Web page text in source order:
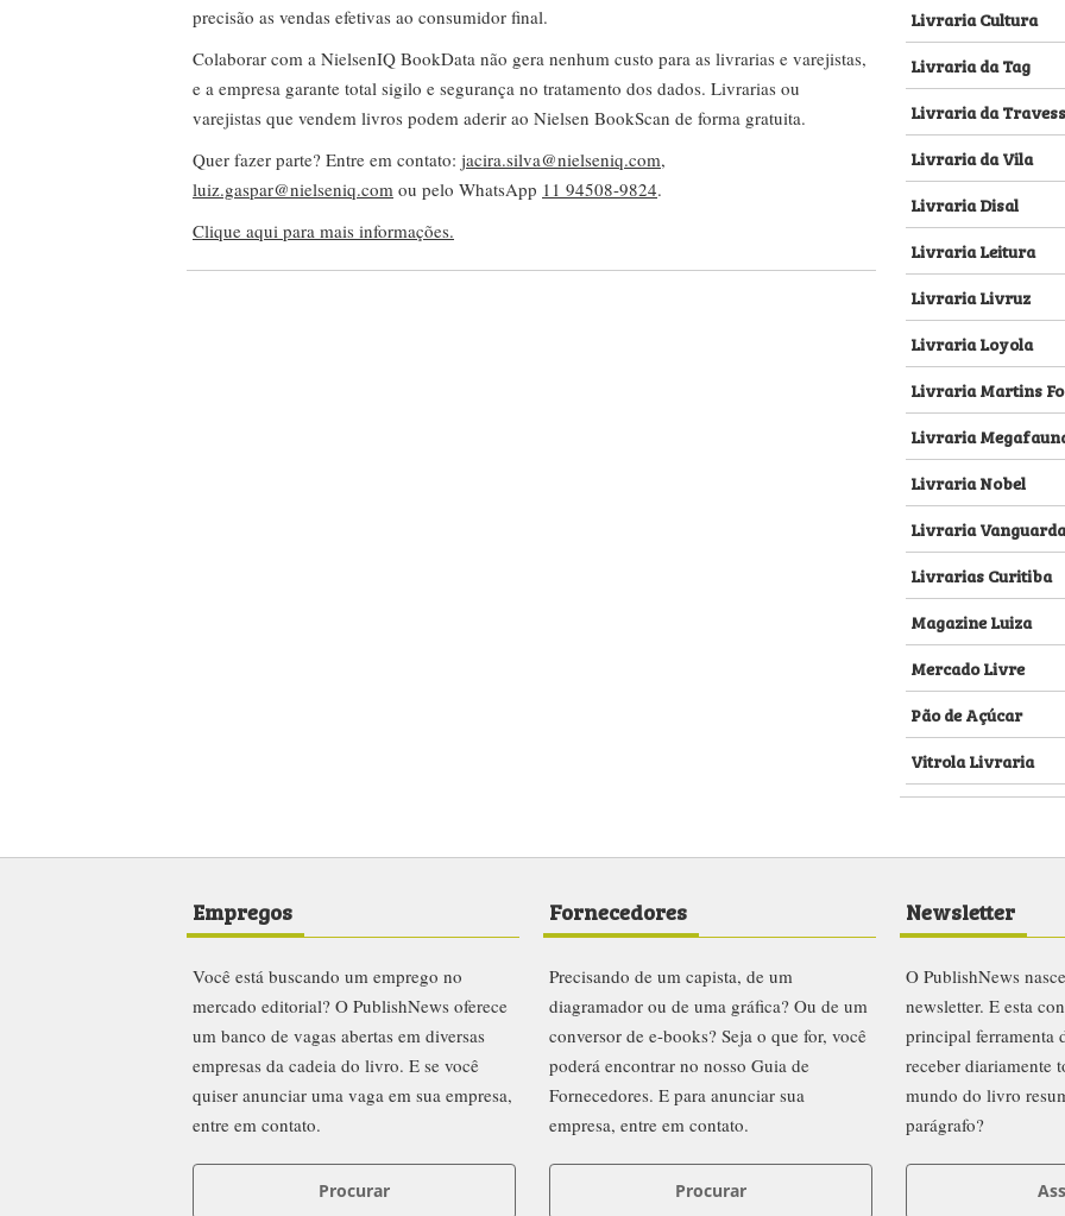
precisão as vendas efetivas ao consumidor final.
Colaborar com a NielsenIQ BookData não gera nenhum custo para as livrarias e varejistas,
e a empresa garante total sigilo e segurança no tratamento dos dados. Livrarias ou
varejistas que vendem livros podem aderir ao Nielsen BookScan de forma gratuita.
Quer fazer parte? Entre em contato: jacira.silva@nielseniq.com,
luiz.gaspar@nielseniq.com ou pelo WhatsApp 11 94508-9824.
Clique aqui para mais informações.
Livraria Cultura
Livraria da Tag
Livraria da
Livraria da Vila
Livraria Disal
Livraria Leitura
Livraria Livruz
Livraria Loyola
Livraria Martins
Livraria
Livraria Nobel
Livraria Vanguarda
Livrarias Curitiba
Magazine Luiza
Mercado Livre
Pão de Açúcar
Vitrola Livraria
Empregos
Você está buscando um emprego no
mercado editorial? O PublishNews oferece
um banco de vagas abertas em diversas
empresas da cadeia do livro. E se você
quiser anunciar uma vaga em sua empresa,
entre em contato.
Procurar
Fornecedores
Precisando de um capista, de um
diagramador ou de uma gráfica? Ou de um
conversor de e-books? Seja o que for, você
poderá encontrar no nosso Guia de
Fornecedores. E para anunciar sua
empresa, entre em contato.
Procurar
Newsletter
O PublishNews
newsletter. E esta
principal ferramenta
receber diariamente
mundo do livro
parágrafo?